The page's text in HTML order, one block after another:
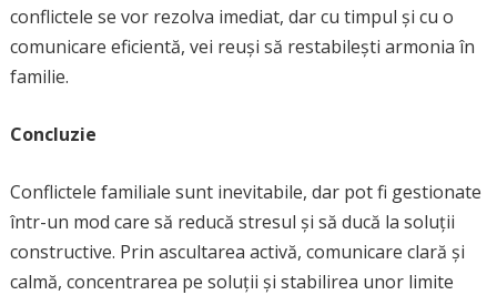
conflictele se vor rezolva imediat, dar cu timpul și cu o
comunicare eficientă, vei reuși să restabilești armonia în
familie.
Concluzie
Conflictele familiale sunt inevitabile, dar pot fi gestionate
într-un mod care să reducă stresul și să ducă la soluții
constructive. Prin ascultarea activă, comunicare clară și
calmă, concentrarea pe soluții și stabilirea unor limite